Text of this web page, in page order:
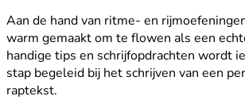
Aan de hand van ritme- en
warm gemaakt om te flowen als een
handige tips en schrijfopdrachten wordt
stap begeleid bij het schrijven van een
raptekst.